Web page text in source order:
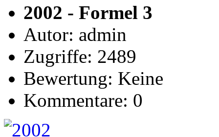
2002 - Formel 3
Autor: admin
Zugriffe: 2489
Bewertung: Keine
Kommentare: 0